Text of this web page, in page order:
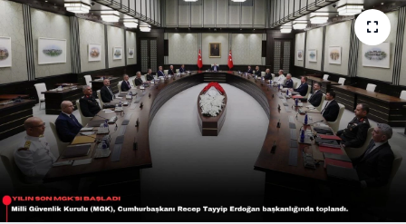
Gündem
Magazin
Sağlık
Siyaset
Spor